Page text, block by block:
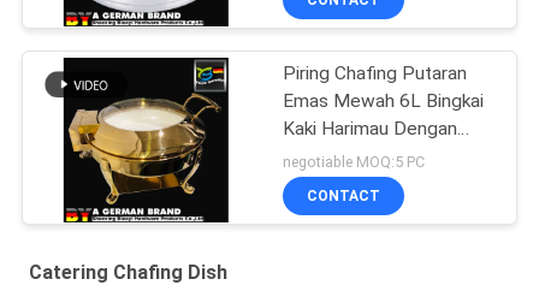
Piring Chafing Putaran
Emas Mewah 6L Bingkai
Kaki Harimau Dengan
Panci Keramik
negotiable MOQ:5 PC
CONTACT
Catering Chafing Dish